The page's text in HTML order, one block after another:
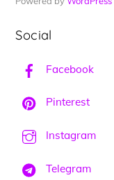
Social
Facebook
Pinterest
Instagram
Telegram